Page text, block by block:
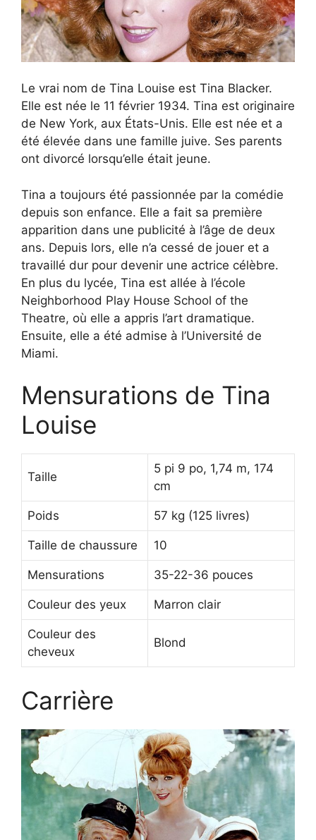
Le vrai nom de Tina Louise est Tina Blacker.
Elle est née le 11 février 1934. Tina est originaire
de New York, aux États-Unis. Elle est née et a
été élevée dans une famille juive. Ses parents
ont divorcé lorsqu’elle était jeune.
Tina a toujours été passionnée par la comédie
depuis son enfance. Elle a fait sa première
apparition dans une publicité à l’âge de deux
ans. Depuis lors, elle n’a cessé de jouer et a
travaillé dur pour devenir une actrice célèbre.
En plus du lycée, Tina est allée à l’école
Neighborhood Play House School of the
Theatre, où elle a appris l’art dramatique.
Ensuite, elle a été admise à l’Université de
Miami.
Mensurations de Tina
Louise
Taille
5 pi 9 po, 1,74 m, 174
cm
Poids 57 kg (125 livres)
Taille de chaussure 10
Mensurations 35-22-36 pouces
Couleur des yeux Marron clair
Couleur des
cheveux
Blond
Carrière